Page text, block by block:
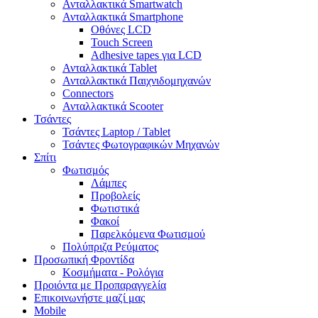
Ανταλλακτικά Smartwatch
Ανταλλακτικά Smartphone
Οθόνες LCD
Touch Screen
Adhesive tapes για LCD
Ανταλλακτικά Tablet
Ανταλλακτικά Παιχνιδομηχανών
Connectors
Ανταλλακτικά Scooter
Τσάντες
Τσάντες Laptop / Tablet
Τσάντες Φωτoγραφικών Μηχανών
Σπίτι
Φωτισμός
Λάμπες
Προβολείς
Φωτιστικά
Φακοί
Παρελκόμενα Φωτισμού
Πολύπριζα Ρεύματος
Προσωπική Φροντίδα
Κοσμήματα - Ρολόγια
Προιόντα με Προπαραγγελία
Επικοινωνήστε μαζί μας
Mobile